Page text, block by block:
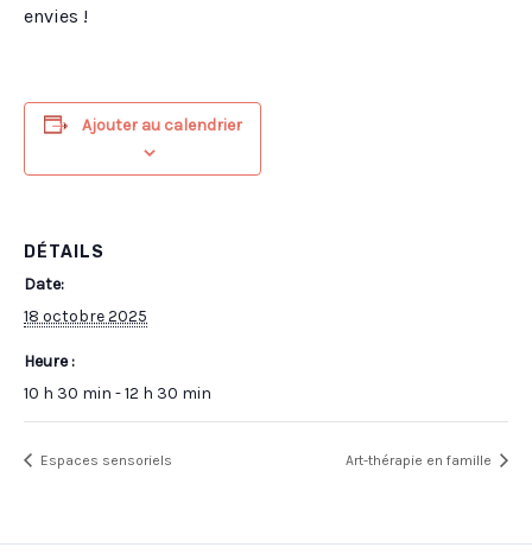
envies !
Ajouter au calendrier
DÉTAILS
Date:
18 octobre 2025
Heure :
10 h 30 min - 12 h 30 min
Espaces sensoriels Art-thérapie en famille